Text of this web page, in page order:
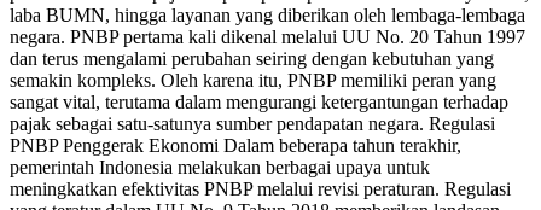
laba BUMN, hingga layanan yang diberikan oleh lembaga-lembaga
negara. PNBP pertama kali dikenal melalui UU No. 20 Tahun 1997
dan terus mengalami perubahan seiring dengan kebutuhan yang
semakin kompleks. Oleh karena itu, PNBP memiliki peran yang
sangat vital, terutama dalam mengurangi ketergantungan terhadap
pajak sebagai satu-satunya sumber pendapatan negara. Regulasi
PNBP Penggerak Ekonomi Dalam beberapa tahun terakhir,
pemerintah Indonesia melakukan berbagai upaya untuk
meningkatkan efektivitas PNBP melalui revisi peraturan. Regulasi